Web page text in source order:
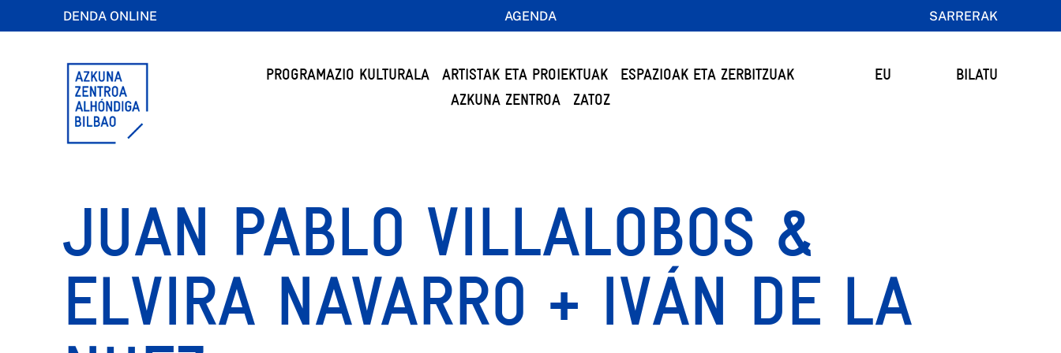
DENDA ONLINE AGENDA SARRERAK
PROGRAMAZIO KULTURALA ARTISTAK ETA PROIEKTUAK
ESPAZIOAK ETA ZERBITZUAK
AZKUNA ZENTROA
ZATOZ
EU BILATU
JUAN PABLO VILLALOBOS &
ELVIRA NAVARRO + IVÁN DE LA